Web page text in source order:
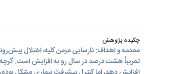
چکیده پژوهش
مقدمه و اهداف: نارسایی مزمن کلیه، اختلال
تقریباً هشت درصد در سال رو به افزایش است. گرچه